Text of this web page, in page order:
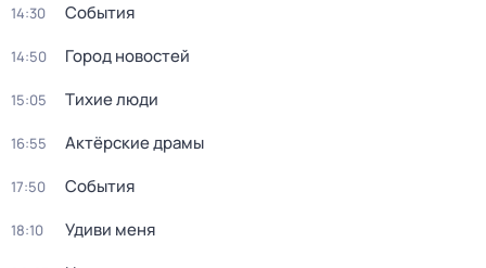
14:30 События
14:50 Город новостей
15:05 Тихие люди
16:55 Актёрские драмы
17:50 События
18:10 Удиви меня